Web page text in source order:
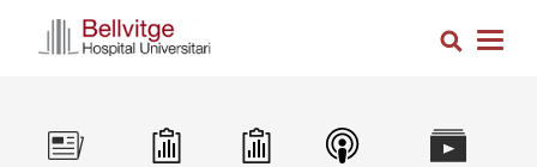
Busca
Navegació
Image Image Image Image Image